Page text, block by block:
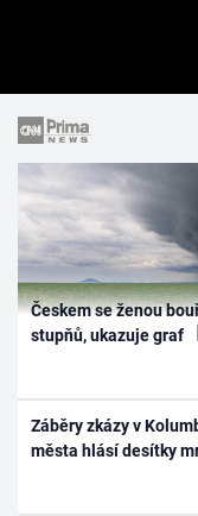
Českem se ženou
stupňů, ukazuje graf
Záběry zkázy v
města hlásí desítky